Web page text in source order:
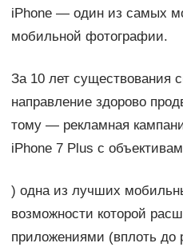
iPhone — один из самых
мобильной фотографии.
За 10 лет существования
направление здорово
тому — рекламная
iPhone 7 Plus с
) одна из лучших
возможности которой
приложениями (вплоть до